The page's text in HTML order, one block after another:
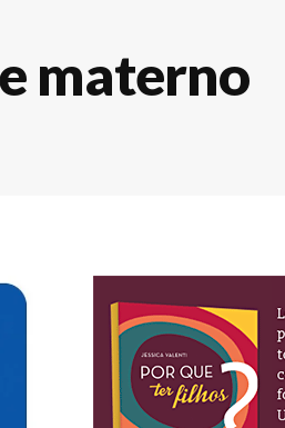
materno